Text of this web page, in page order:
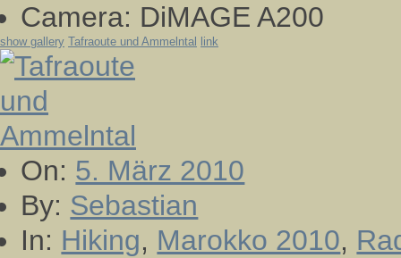
Camera: DiMAGE A200
show gallery Tafraoute und Ammelntal link
On: 5. März 2010
By: Sebastian
In: Hiking, Marokko 2010,